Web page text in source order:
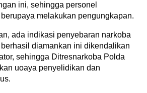
ini, sehingga personel
melakukan pengungkapan.
ada indikasi penyebaran narkoba
diamankan ini dikendalikan
sehingga Ditresnarkoba Polda
uoaya penyelidikan dan